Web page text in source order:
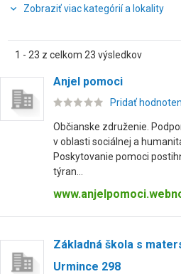
Zobraziť viac kategórií a lokality
1 - 23 z celkom 23 výsledkov
Anjel pomoci
Pridať
Občianske združenie.
v oblasti sociálnej a
Poskytovanie pomoci
týran...
Základná škola s
Urmince 298